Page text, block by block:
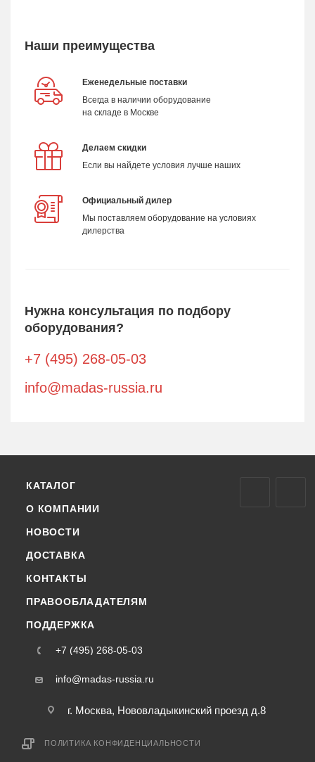
Наши преимущества
Еженедельные поставки
Всегда в наличии оборудование
на складе в Москве
Делаем скидки
Если вы найдете условия лучше наших
Официальный дилер
Мы поставляем оборудование на условиях
дилерства
Нужна консультация по подбору
оборудования?
+7 (495) 268-05-03
info@madas-russia.ru
КАТАЛОГ
О КОМПАНИИ
НОВОСТИ
ДОСТАВКА
КОНТАКТЫ
ПРАВООБЛАДАТЕЛЯМ
ПОДДЕРЖКА
+7 (495) 268-05-03
info@madas-russia.ru
г. Москва, Нововладыкинский проезд д.8
ПОЛИТИКА КОНФИДЕНЦИАЛЬНОСТИ